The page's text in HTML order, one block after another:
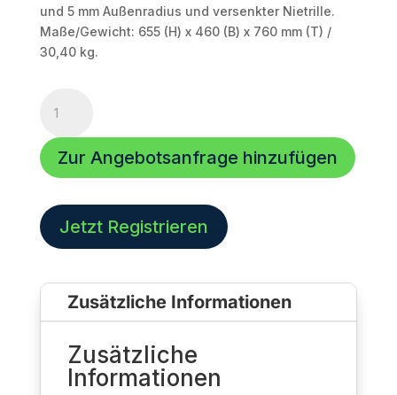
und 5 mm Außenradius und versenkter Nietrille.
Maße/Gewicht: 655 (H) x 460 (B) x 760 mm (T) /
30,40 kg.
Duty
Flightcase
für
bis
2
x
12
Menge
Zur Angebotsanfrage hinzufügen
Jetzt Registrieren
Zusätzliche Informationen
Zusätzliche
Informationen